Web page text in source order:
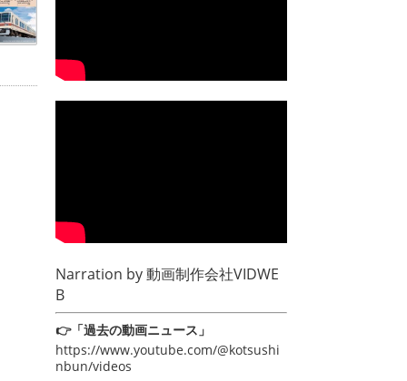
Narration by動画制作会社VIDWE
B
👉「過去の動画ニュース」
https://www.youtube.com/@kotsushi
nbun/videos